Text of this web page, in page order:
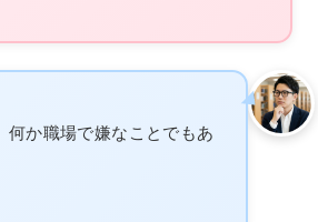
か職場で嫌なことでもあ